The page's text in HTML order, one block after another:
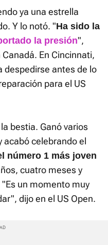
ya una estrella
Y lo notó. "Ha sido la
la presión",
En Cincinnati,
despedirse antes de lo
para el US
bestia. Ganó varios
acabó celebrando el
número 1 más joven
cuatro meses y
un momento muy
dijo en el US Open.